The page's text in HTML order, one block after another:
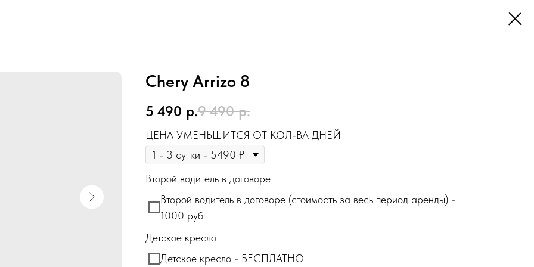
Chery Arrizo 8
5 490 р.9 490 р.
ЦЕНА УМЕНЬШИТСЯ ОТ КОЛ-ВА ДНЕЙ
Второй водитель в договоре
Второй водитель в договоре (стоимость за весь период аренды) -
1000 руб.
Детское кресло
Детское кресло - БЕСПЛАТНО